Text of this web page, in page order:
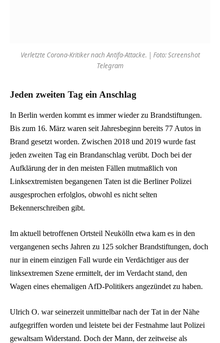
Verletzte Corona-Kritiker nach Antifa-Attacke. | Foto: Screenshot
Telegram
Jeden zweiten Tag ein Anschlag
In Berlin werden kommt es immer wieder zu Brandstiftungen.
Bis zum 16. März waren seit Jahresbeginn bereits 77 Autos in
Brand gesetzt worden. Zwischen 2018 und 2019 wurde fast
jeden zweiten Tag ein Brandanschlag verübt. Doch bei der
Aufklärung der in den meisten Fällen mutmaßlich von
Linksextremisten begangenen Taten ist die Berliner Polizei
ausgesprochen erfolglos, obwohl es nicht selten
Bekennerschreiben gibt.
Im aktuell betroffenen Ortsteil Neukölln etwa kam es in den
vergangenen sechs Jahren zu 125 solcher Brandstiftungen, doch
nur in einem einzigen Fall wurde ein Verdächtiger aus der
linksextremen Szene ermittelt, der im Verdacht stand, den
Wagen eines ehemaligen AfD-Politikers angezündet zu haben.
Ulrich O. war seinerzeit unmittelbar nach der Tat in der Nähe
aufgegriffen worden und leistete bei der Festnahme laut Polizei
gewaltsam Widerstand. Doch der Mann, der zeitweise als